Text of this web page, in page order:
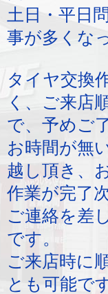
土日・平日
事が多くな
タイヤ交換
く、ご来店
で、予めご
お時間が無
越し頂き、
作業が完了
ご連絡を差
です。
ご来店時に
とも可能で